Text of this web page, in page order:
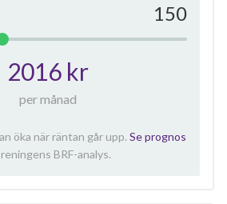
150
2016 kr
per månad
öka när räntan går upp. Se prognos
BRF-analys.